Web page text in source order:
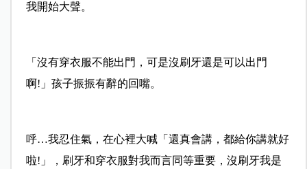
我開始大聲。
「沒有穿衣服不能出門，可是沒刷牙還是可以出門
啊!」孩子振振有辭的回嘴。
呼…我忍住氣，在心裡大喊「還真會講，都給你講就好
啦!」，刷牙和穿衣服對我而言同等重要，沒刷牙我是